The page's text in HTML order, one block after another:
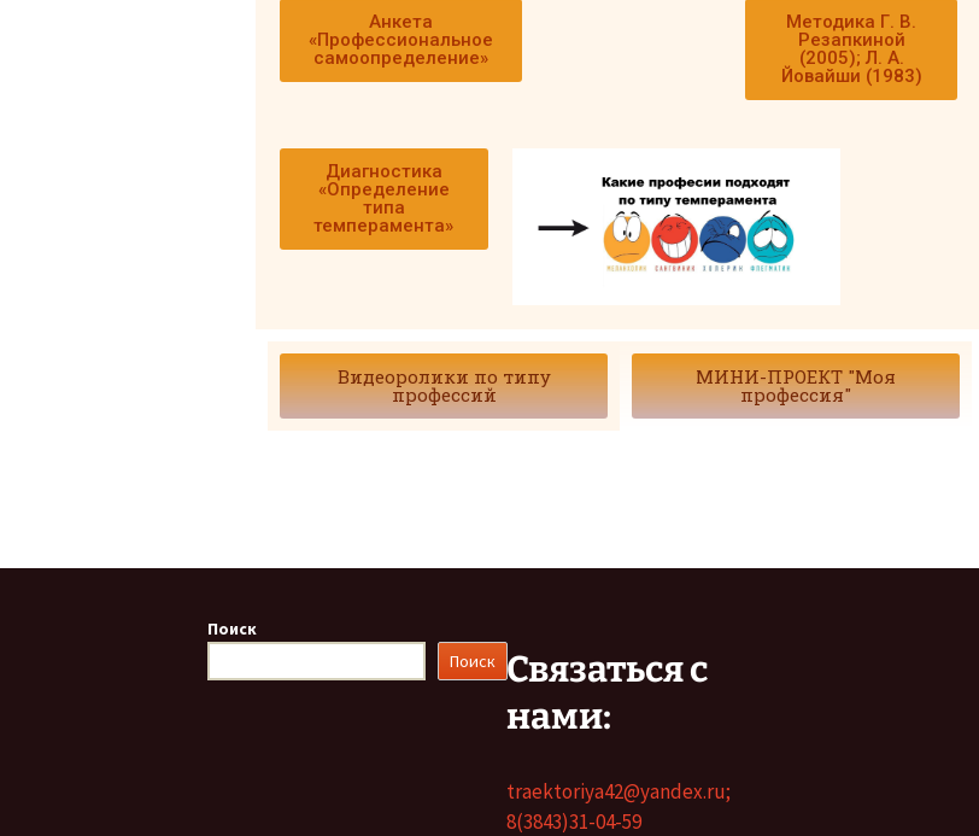
Анкета
«Профессиональное
самоопределение»
Методика Г. В.
Резапкиной
(2005); Л. А.
Йовайши (1983)
Диагностика
«Определение
типа
темперамента»
Видеоролики по типу
профессий
МИНИ-ПРОЕКТ "Моя
профессия"
Поиск
Поиск Связаться с
нами:
traektoriya42@yandex.ru;
8(3843)31-04-59